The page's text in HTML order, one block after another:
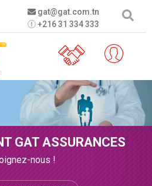
gat@gat.com.tn
+216 31 334 333
GAT ASSURANCES
nous !